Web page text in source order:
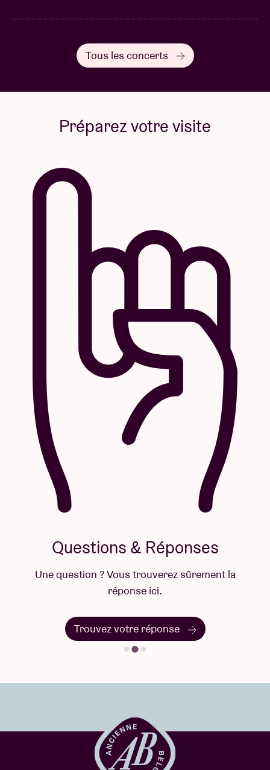
Tous les concerts
Préparez votre visite
Questions & Réponses
Une question ? Vous trouverez sûrement la
réponse ici.
Trouvez votre réponse